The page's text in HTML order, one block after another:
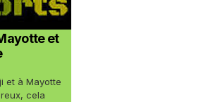
et
et à Mayotte
cela